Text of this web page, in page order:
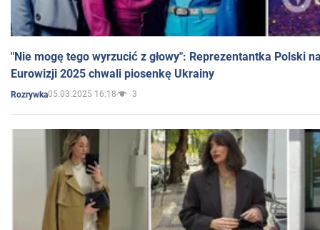
"Nie mogę tego wyrzucić z głowy": Reprezentantka Polski
Eurowizji 2025 chwali piosenkę Ukrainy
Rozrywka05.03.2025 16:18 3